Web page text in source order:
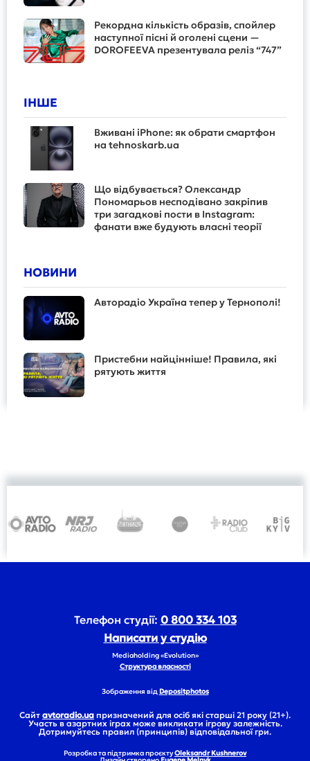
Рекордна кількість образів, спойлер
наступної пісні й оголені сцени —
DOROFEEVA презентувала реліз “747”
ІНШЕ
Вживані iPhone: як обрати смартфон
на tehnoskarb.ua
Що відбувається? Олександр
Пономарьов несподівано закріпив
три загадкові пости в Instagram:
фанати вже будують власні теорії
НОВИНИ
Авторадіо Україна тепер у Тернополі!
Пристебни найцінніше! Правила, які
рятують життя
Телефон студії: 0 800 334 103
Написати у студію
Mediaholding «Evolution»
Структура власності
Зображення відDepositphotos
Сайт avtoradio.ua призначений для осіб які старші 21 року (21+).
Участь в азартних іграх може викликати ігрову залежність.
Дотримуйтесь правил (принципів) відповідальної гри.
Розробка та підтримка проєктуOleksandr Kushnerov